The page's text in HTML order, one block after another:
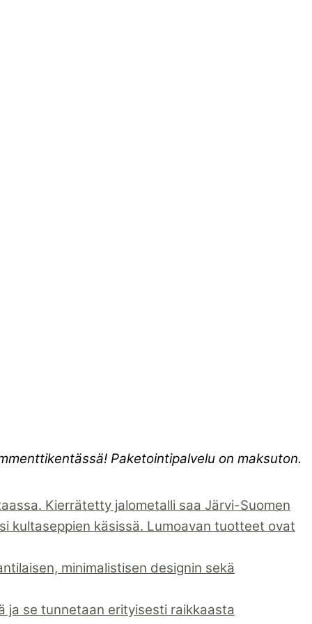
Paketointipalvelu on maksuton.
Kierrätetty jalometalli saa Järvi-Suomen
kultaseppien käsissä. Lumoavan tuotteet ovat
minimalistisen designin sekä
ja se tunnetaan erityisesti raikkaasta